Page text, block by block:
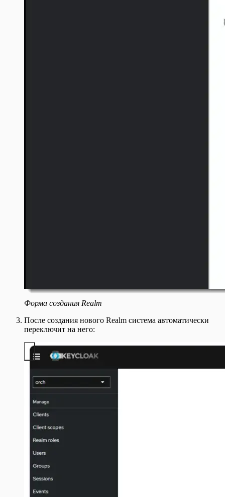
Форма создания Realm
После создания нового Realm система автоматически
переключит на него: